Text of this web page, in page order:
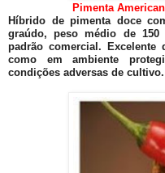
Pimenta
Híbrido de pimenta doce
graúdo, peso médio de
padrão comercial. Excelente
como em ambiente
condições adversas de cultivo.